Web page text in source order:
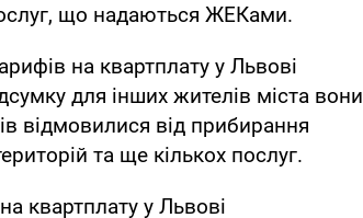
що надаються ЖЕКами.
на квартплату у Львові
для інших жителів міста вони
відмовилися від прибирання
та ще кількох послуг.
квартплату у Львові